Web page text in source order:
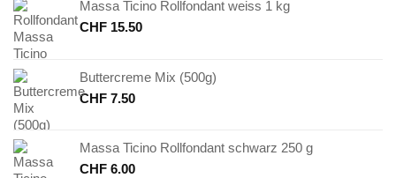
Massa Ticino Rollfondant weiss 1 kg
CHF 15.50
Buttercreme Mix (500g)
CHF 7.50
Massa Ticino Rollfondant schwarz 250 g
CHF 6.00